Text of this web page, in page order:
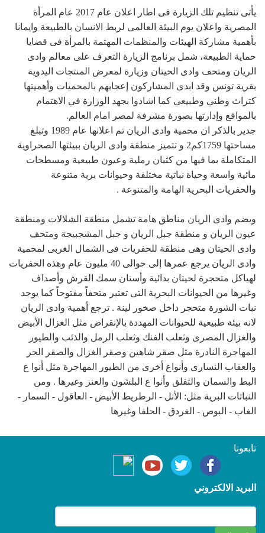
يأتى تنظيم تلك الزيارة فى اطار اعلان عام 2017 عام المرأة
المصرية واعلان يوم البيئة العالمى لربط الانسان بالطبيعة وايمانا
بأهمية مشاركة الهيئات والمنظمات المهتمة بالمرأة فى قضايا
حماية الطبيعة، شمل برنامج الزيارة التعرف على معالم وادى
الريان ومتحف وادى الحيتان وزيارة لمعرض المنتجات اليدوية
بقرية تونس وقد ابدى المشاركون إعجابهم بالمحميات وأهميتها
كتراث وطني وطبيعي كما اشادوا بجهد الوزارة في الاهتمام
بالمواقع وإدارتها بصورة مشرفة لمصر امام العالم.
جدير بالذكر ان محمية وادى الريان تم اعلانها عام 1989 وتبلغ
مساحتها 1759كم2 و تتميز منطقة وادى الريان ببيئتها الصحراوية
المتكاملة بما فيها من كثبان رملية وعيون طبيعية ومسطحات
مائية واسعة وحياة نباتية مختلفة وحيوانات برية متنوعة
والحفريات البحرية الهامة والمتنوعة .
ويضم وادى الريان مناطق هامة تشمل منطقة الشلالات ومنطقة
عيون الريان و منطقة جبل الريان و جبل المشجبيجة ومتحف
وادى الحيتان وهى منطقة للحفريات فى الشمال الغربى لمحمية
وادى الريان يرجع عمرها إلى حوالى 40 مليون عام وهذه الحفريات
لهياكل متحجرة لحيتان بدائية وأسنان سمك القرش وأصداف
وغيرها من الحيوانات البحرية التى تعتبر متحفاً مفتوحاً كما يوجد
نبات الشورة متحجر داخل صخور لينة . ترجع أهمية وادى الريان
لانه بيئة طبيعية للحيوانات المهددة بالإنقراض مثل الغزال الأبيض
والغزال المصرى وثعلب الفنك وثعلب الرمل والذئب والطيور
المهاجرة النادرة مثل صقر شاهين وصقر الغزال والصقر الحر
والعقاب النسارى وأنواع أخرى من الطيور المهاجرة مثل أنوا ع
البط والسمان والتفلق وأنوا ع البلشون والعنز وغيرها . ومن
النباتات البرية مثل: الأتل - الرطريط الأبيض - العاقول - السمار -
الغاب - البوص - الغردق - الحلفا وغيرها
تابعونا
البريد الالكتروني